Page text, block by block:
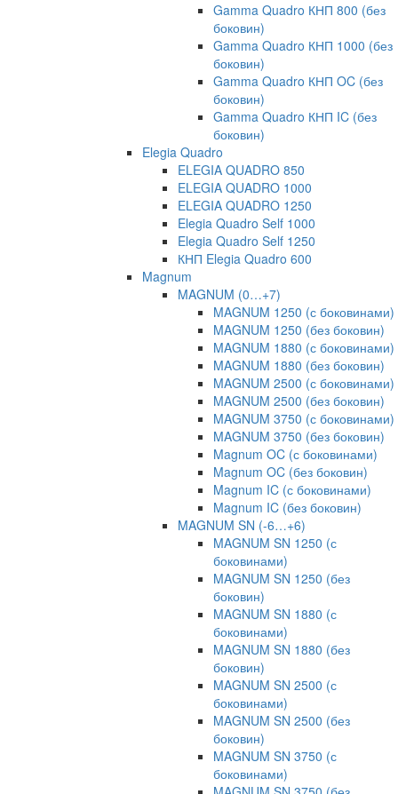
Gamma Quadro КНП 800 (без
боковин)
Gamma Quadro КНП 1000 (без
боковин)
Gamma Quadro КНП OC (без
боковин)
Gamma Quadro КНП IC (без
боковин)
Elegia Quadro
ELEGIA QUADRO 850
ELEGIA QUADRO 1000
ELEGIA QUADRO 1250
Elegia Quadro Self 1000
Elegia Quadro Self 1250
КНП Elegia Quadro 600
Magnum
MAGNUM (0…+7)
MAGNUM 1250 (с боковинами)
MAGNUM 1250 (без боковин)
MAGNUM 1880 (с боковинами)
MAGNUM 1880 (без боковин)
MAGNUM 2500 (с боковинами)
MAGNUM 2500 (без боковин)
MAGNUM 3750 (с боковинами)
MAGNUM 3750 (без боковин)
Magnum OC (с боковинами)
Magnum OC (без боковин)
Magnum IC (с боковинами)
Magnum IC (без боковин)
MAGNUM SN (-6…+6)
MAGNUM SN 1250 (с
боковинами)
MAGNUM SN 1250 (без
боковин)
MAGNUM SN 1880 (с
боковинами)
MAGNUM SN 1880 (без
боковин)
MAGNUM SN 2500 (с
боковинами)
MAGNUM SN 2500 (без
боковин)
MAGNUM SN 3750 (с
боковинами)